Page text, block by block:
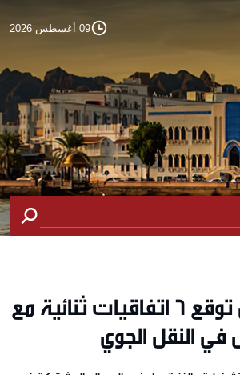
09 أغسطس 2026
سلطنة عُمان توقع 6 اتفاقيات ثنائية مع
في النقل الجوي